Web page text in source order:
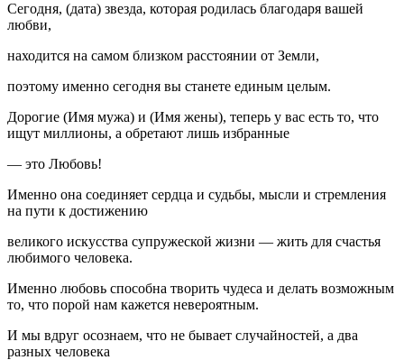
Сегодня, (дата) звезда, которая родилась благодаря вашей
любви,
находится на самом близком расстоянии от Земли,
поэтому именно сегодня вы станете единым целым.
Дорогие (Имя мужа) и (Имя жены), теперь у вас есть то, что
ищут миллионы, а обретают лишь избранные
— это Любовь!
Именно она соединяет сердца и судьбы, мысли и стремления
на пути к достижению
великого искусства супружеской жизни — жить для счастья
любимого человека.
Именно любовь способна творить чудеса и делать возможным
то, что порой нам кажется невероятным.
И мы вдруг осознаем, что не бывает случайностей, а два
разных человека